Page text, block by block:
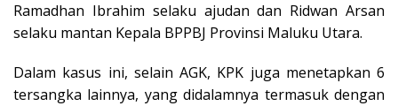
Ramadhan Ibrahim selaku ajudan dan Ridwan Arsan
selaku mantan Kepala BPPBJ Provinsi Maluku Utara.
Dalam kasus ini, selain AGK, KPK juga menetapkan 6
tersangka lainnya, yang didalamnya termasuk dengan